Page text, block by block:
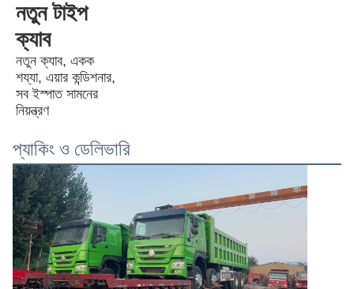
নতুন টাইপ
ক্যাব
নতুন ক্যাব, একক
শয্যা, এয়ার কন্ডিশনার,
সব ইস্পাত সামনের
নিয়ন্ত্রণ
প্যাকিং ও ডেলিভারি